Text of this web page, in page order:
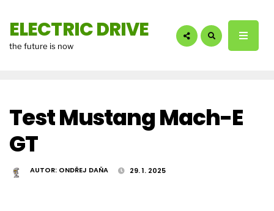
ELECTRIC DRIVE
the future is now
Test Mustang Mach-E
GT
AUTOR: ONDŘEJ DAŇA 29. 1. 2025